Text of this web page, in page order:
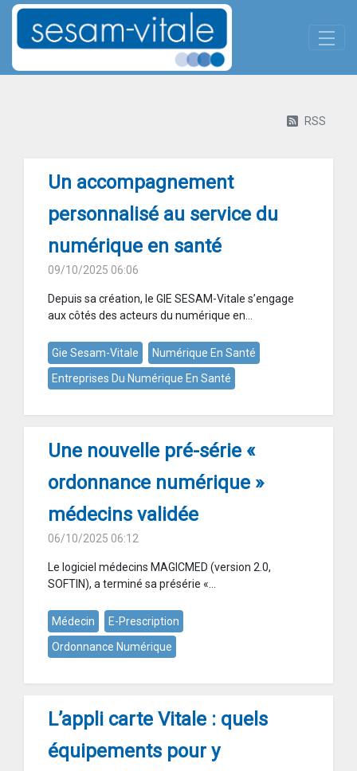
Skip to Main Content
RSS
Un accompagnement
personnalisé au service du
numérique en santé
09/10/2025 06:06
Depuis sa création, le GIE SESAM-Vitale s’engage
aux côtés des acteurs du numérique en...
Gie Sesam-Vitale
Numérique En Santé
Entreprises Du Numérique En Santé
Une nouvelle pré-série «
ordonnance numérique »
médecins validée
06/10/2025 06:12
Le logiciel médecins MAGICMED (version 2.0,
SOFTIN), a terminé sa présérie «...
Médecin
E-Prescription
Ordonnance Numérique
L’appli carte Vitale : quels
équipements pour y
Panneau de gestion des cookies